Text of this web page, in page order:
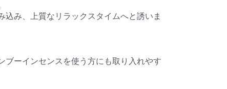
込み、上質なリラックスタイムへと誘いま
ブーインセンスを使う方にも取り入れやす